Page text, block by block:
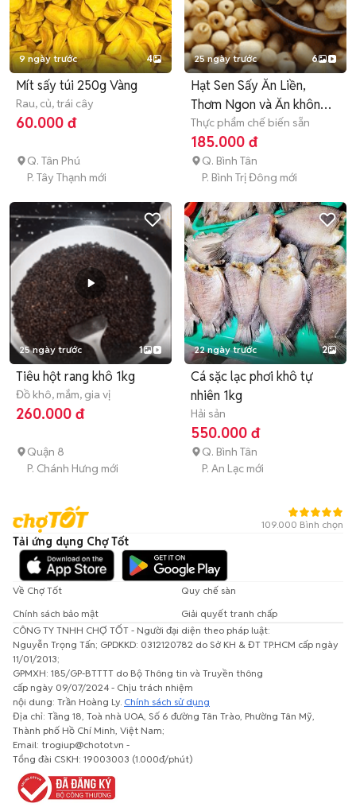
9 ngày trước 4
Mít sấy túi 250g Vàng
Rau, củ, trái cây
60.000 đ
Q. Tân Phú
P. Tây Thạnh mới
25 ngày trước 6
Hạt Sen Sấy Ăn Liền,
Thơm Ngon và Ăn không
Bị Ngán
Thực phẩm chế biến sẵn
185.000 đ
Q. Bình Tân
P. Bình Trị Đông mới
25 ngày trước 1
Tiêu hột rang khô 1kg
Đồ khô, mắm, gia vị
260.000 đ
Quận 8
P. Chánh Hưng mới
22 ngày trước 2
Cá sặc lạc phơi khô tự
nhiên 1kg
Hải sản
550.000 đ
Q. Bình Tân
P. An Lạc mới
109.000 Bình chọn
Tải ứng dụng Chợ Tốt
Về Chợ Tốt
Quy chế sàn
Chính sách bảo mật
Giải quyết tranh chấp
CÔNG TY TNHH CHỢ TỐT - Người đại diện theo pháp luật:
Nguyễn Trọng Tấn; GPDKKD: 0312120782 do Sở KH & ĐT TP.HCM cấp ngày
11/01/2013;
GPMXH: 185/GP-BTTTT do Bộ Thông tin và Truyền thông
cấp ngày 09/07/2024 - Chịu trách nhiệm
nội dung: Trần Hoàng Ly. Chính sách sử dụng
Địa chỉ: Tầng 18, Toà nhà UOA, Số 6 đường Tân Trào, Phường Tân Mỹ,
Thành phố Hồ Chí Minh, Việt Nam;
Email: trogiup@chotot.vn -
Tổng đài CSKH: 19003003 (1.000đ/phút)